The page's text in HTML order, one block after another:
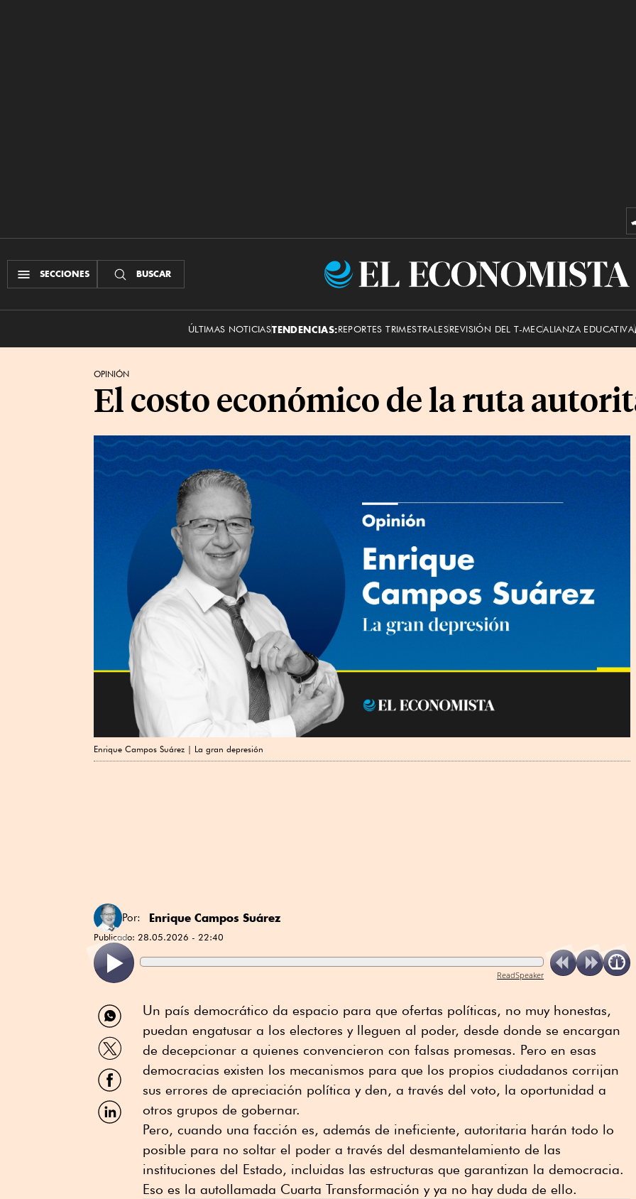
SECCIONES BUSCAR
El
ÚLTIMAS NOTICIASTENDENCIAS:REPORTES TRIMESTRALESREVISIÓN DEL T-MECALIANZA EDUCATIVA
OPINIÓN
El costo económico de la ruta
Enrique Campos Suárez | La gran depresión
Por: Enrique Campos Suárez
Publicado: 28.05.2026 - 22:40
ReadSpeaker
Compartir
por
WhatsApp
Compartir
por
Twitter
Compartir
por
Facebook
Compartir
por
Un país democrático da espacio para que ofertas políticas, no muy honestas,
puedan engatusar a los electores y lleguen al poder, desde donde se encargan
de decepcionar a quienes convencieron con falsas promesas. Pero en esas
democracias existen los mecanismos para que los propios ciudadanos corrijan
sus errores de apreciación política y den, a través del voto, la oportunidad a
otros grupos de gobernar.
Pero, cuando una facción es, además de ineficiente, autoritaria harán todo lo
posible para no soltar el poder a través del desmantelamiento de las
instituciones del Estado, incluidas las estructuras que garantizan la democracia.
Eso es la autollamada Cuarta Transformación y ya no hay duda de ello.